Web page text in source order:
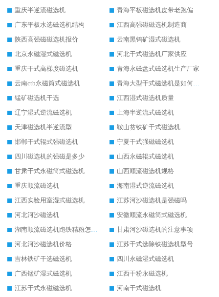
重庆半逆流磁选机
青海平板磁选机皮带老跑偏
广东平板水选磁选机结构
江西高强磁磁选机制造商
陕西高强磁磁选机报价
云南黑钨矿湿式磁选机
北京永磁湿式磁选机
河北干式磁选机厂家供应
重庆干式高梯度磁选机
青海永磁盘式磁选机生产厂家
云南ctb永磁筒式磁选机
青海大型干式磁选机是如何选矿的
锰矿磁选机干选
江西湿式磁选机质量
辽宁湿式逆流磁选机
上海半逆流式磁选机
天津磁选机半逆流型
鞍山贫铁矿干式磁选机
邯郸干式辊式强磁选机
宁夏干式强磁磁选机
四川磁选机的强磁是多少
山西永磁辊式磁选机
甘肃干式永磁筒式磁选机
山西顺流磁选机规格
重庆顺流磁选机
海南湿式逆流磁选机
江西实验用室湿式磁选机
江苏河沙磁选机是强磁吗
河北河沙磁选机
安徽顺流永磁筒式磁选机
湖南顺流磁选机跑铁精粉怎么处理
甘肃河沙磁选机的注意事项
河北河沙磁选机价格
江苏干式选除铁磁选机型号
吉林铁矿干选磁选机
四川永磁湿式磁选机
广西锰矿湿式磁选机
江西干粉永磁选机
江苏干式永磁磁选机
河南干式磁选机